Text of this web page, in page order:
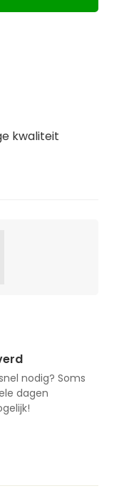
kwaliteit
nodig? Soms
dagen